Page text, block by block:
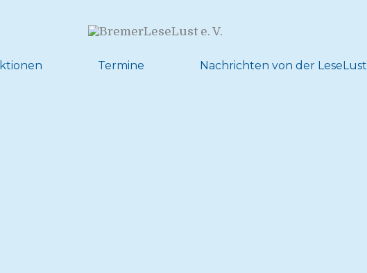
Termine Nachrichten von der LeseLust